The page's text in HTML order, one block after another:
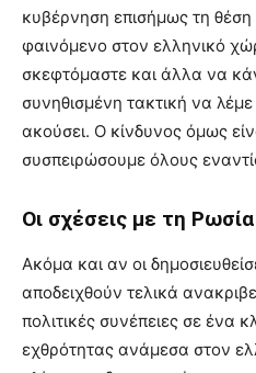
κυβέρνηση επισήμως τη θέση
φαινόμενο στον ελληνικό
σκεφτόμαστε και άλλα να
συνηθισμένη τακτική να
ακούσει. Ο κίνδυνος όμως
συσπειρώσουμε όλους
Οι σχέσεις με τη
Ακόμα και αν οι
αποδειχθούν τελικά
πολιτικές συνέπειες σε ένα
εχθρότητας ανάμεσα στον